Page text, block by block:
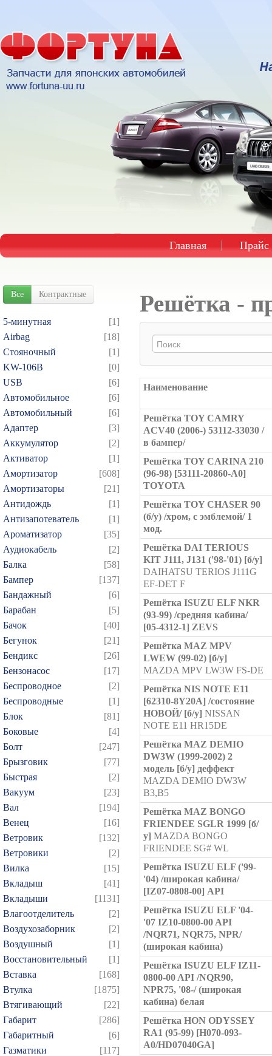
Главная Прайс
Все Контрактные
5-минутная
[1]
Airbag
[18]
Cтояночный
[1]
KW-106B
[0]
USB
[6]
Автомобильное
[6]
Автомобильный
[6]
Адаптер
[3]
Аккумулятор
[2]
Активатор
[1]
Амортизатор
[608]
Амортизаторы
[21]
Антидождь
[1]
Антизапотеватель
[1]
Ароматизатор
[35]
Аудиокабель
[2]
Балка
[58]
Бампер
[137]
Бандажный
[6]
Барабан
[5]
Бачок
[40]
Бегунок
[21]
Бендикс
[26]
Бензонасос
[17]
Беспроводное
[2]
Беспроводные
[1]
Блок
[81]
Боковые
[4]
Болт
[247]
Брызговик
[77]
Быстрая
[2]
Вакуум
[23]
Вал
[194]
Венец
[16]
Ветровик
[132]
Ветровики
[2]
Вилка
[15]
Вкладыш
[41]
Вкладыши
[1131]
Влагоотделитель
[2]
Воздухозаборник
[2]
Воздушный
[1]
Восстановительный
[1]
Вставка
[168]
Втулка
[1875]
Втягивающий
[22]
Габарит
[286]
Габаритный
[6]
Газматики
[117]
Решётка -
Наименование
Решётка TOY CAMRY
ACV40 (2006-) 53112-33030 /
в бампер/
Решётка TOY CARINA 210
(96-98) [53111-20860-A0]
TOYOTA
Решётка TOY CHASER 90
(б/у) /хром, с эмблемой/ 1
мод.
Решётка DAI TERIOUS
KIT J111, J131 ('98-'01) [б/у]
DAIHATSU TERIOS J111G
EF-DET F
Решётка ISUZU ELF NKR
(93-99) /средняя кабина/
[05-4312-1] ZEVS
Решётка MAZ MPV
LWEW (99-02) [б/у]
MAZDA MPV LW3W FS-DE
Решётка NIS NOTE E11
[62310-8Y20A] /состояние
НОВОЙ/ [б/у] NISSAN
NOTE E11 HR15DE
Решётка MAZ DEMIO
DW3W (1999-2002) 2
модель [б/у] деффект
MAZDA DEMIO DW3W
B3,B5
Решётка MAZ BONGO
FRIENDEE SGLR 1999 [б/
у] MAZDA BONGO
FRIENDEE SG# WL
Решётка ISUZU ELF ('99-
'04) /широкая кабина/
[IZ07-0808-00] API
Решётка ISUZU ELF '04-
'07 IZ10-0800-00 API
/NQR71, NQR75, NPR/
(широкая кабина)
Решётка ISUZU ELF IZ11-
0800-00 API /NQR90,
NPR75, '08-/ (широкая
кабина) белая
Решётка HON ODYSSEY
RA1 (95-99) [H070-093-
A0/HD07040GA]